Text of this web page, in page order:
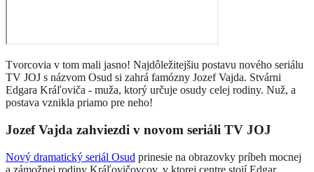
Tvorcovia v tom mali jasno! Najdôležitejšiu postavu nového seriálu
TV JOJ s názvom Osud si zahrá famózny Jozef Vajda. Stvárni
Edgara Kráľoviča - muža, ktorý určuje osudy celej rodiny. Nuž, a
postava vznikla priamo pre neho!
Jozef Vajda zahviezdi v novom seriáli TV JOJ
Nový dramatický seriál Osud prinesie na obrazovky príbeh mocnej
a zámožnej rodiny Kráľovičovcov, v ktorej centre stojí Edgar